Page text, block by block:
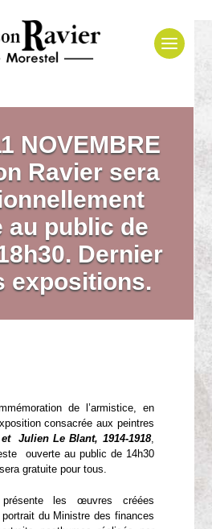
NOVEMBRE
Ravier sera
au public de
Dernier
expositions.
de l’armistice, en
consacrée aux peintres
Julien Le Blant, 1914-1918,
ouverte au public de 14h30
gratuite pour tous.
les œuvres créées
du Ministre des finances